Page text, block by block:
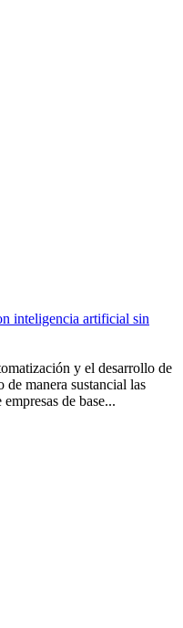
inteligencia artificial sin
y el desarrollo de
manera sustancial las
de base...